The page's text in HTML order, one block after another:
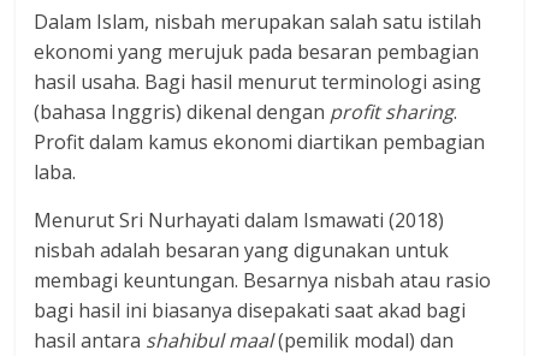
Dalam Islam, nisbah merupakan salah satu istilah
ekonomi yang merujuk pada besaran pembagian
hasil usaha. Bagi hasil menurut terminologi asing
(bahasa Inggris) dikenal dengan profit sharing.
Profit dalam kamus ekonomi diartikan pembagian
laba.
Menurut Sri Nurhayati dalam Ismawati (2018)
nisbah adalah besaran yang digunakan untuk
membagi keuntungan. Besarnya nisbah atau rasio
bagi hasil ini biasanya disepakati saat akad bagi
hasil antara shahibul maal(pemilik modal) dan